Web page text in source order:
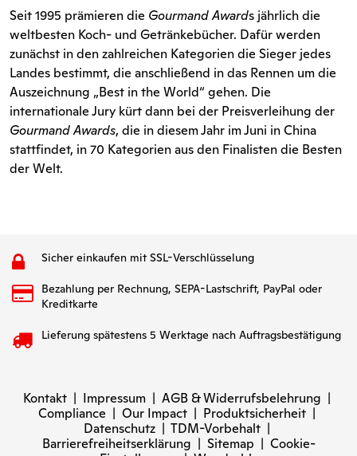
Seit 1995 prämieren die Gourmand Awards jährlich die
weltbesten Koch- und Getränkebücher. Dafür werden
zunächst in den zahlreichen Kategorien die Sieger jedes
Landes bestimmt, die anschließend in das Rennen um die
Auszeichnung „Best in the World“ gehen. Die
internationale Jury kürt dann bei der Preisverleihung der
Gourmand Awards, die in diesem Jahr im Juni in China
stattfindet, in 70 Kategorien aus den Finalisten die Besten
der Welt.
Sicher einkaufen mit SSL-Verschlüsselung
Bezahlung per Rechnung, SEPA-Lastschrift, PayPal oder
Kreditkarte
Lieferung spätestens 5 Werktage nach Auftragsbestätigung
Kontakt | Impressum | AGB & Widerrufsbelehrung |
Compliance | Our Impact | Produktsicherheit |
Datenschutz | TDM-Vorbehalt |
Barrierefreiheitserklärung | Sitemap | Cookie-